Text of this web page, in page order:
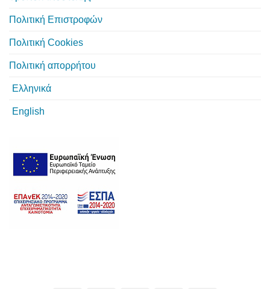
Πολιτική Επιστροφών
Πολιτική Cookies
Πολιτική απορρήτου
Ελληνικά
English